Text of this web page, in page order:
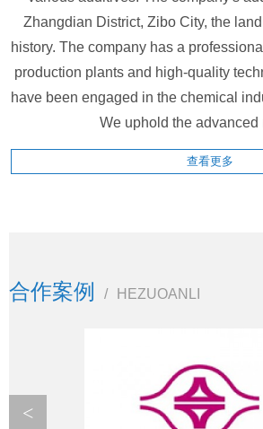
Zhangdian District, Zibo City, the
history. The company has a
production plants and high-quality
have been engaged in the chemical
We uphold the
查看更多
合作案例 / HEZUOANLI
<